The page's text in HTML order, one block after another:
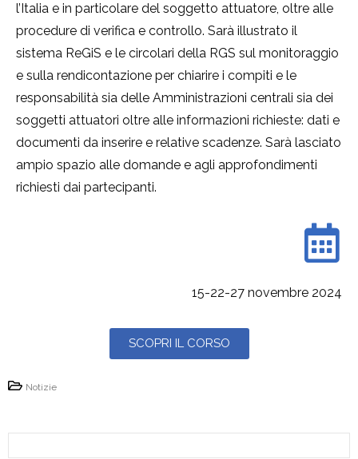
l’Italia e in particolare del soggetto attuatore, oltre alle
procedure di verifica e controllo. Sarà illustrato il
sistema ReGiS e le circolari della RGS sul monitoraggio
e sulla rendicontazione per chiarire i compiti e le
responsabilità sia delle Amministrazioni centrali sia dei
soggetti attuatori oltre alle informazioni richieste: dati e
documenti da inserire e relative scadenze. Sarà lasciato
ampio spazio alle domande e agli approfondimenti
richiesti dai partecipanti.
15-22-27 novembre 2024
SCOPRI IL CORSO
Notizie